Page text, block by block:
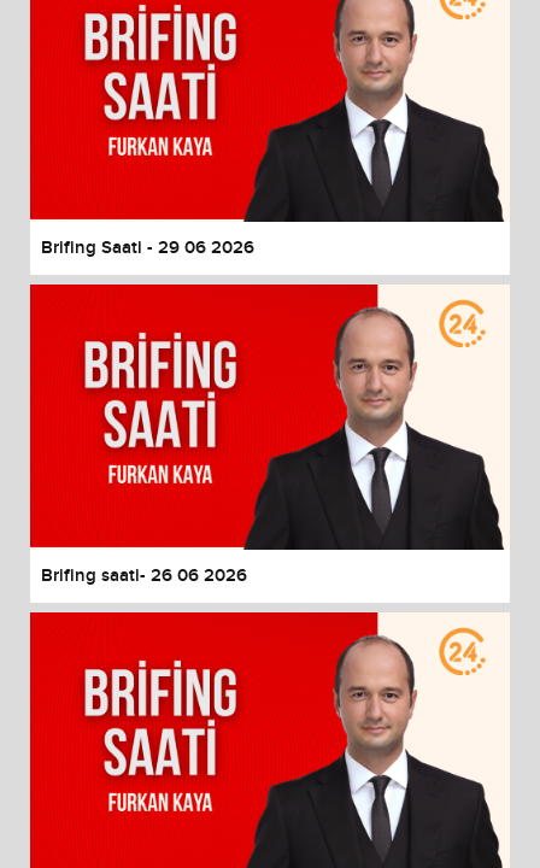
Brifing Saati - 29 06 2026
Brifing saati- 26 06 2026